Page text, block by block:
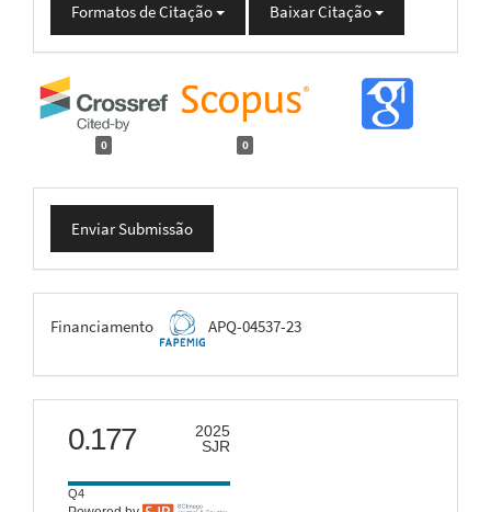
Formatos de Citação Baixar Citação
0 0
Enviar
Submissão
Enviar Submissão
FAPEMIG
Financiamento APQ-04537-23
scimago
0.177
2025
SJR
Q4